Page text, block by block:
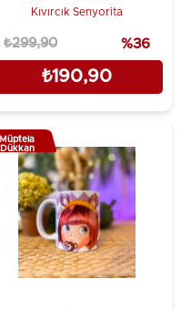
Kıvırcık Senyorita
₺190,90
₺299,90 %36
Müptela
Dükkan